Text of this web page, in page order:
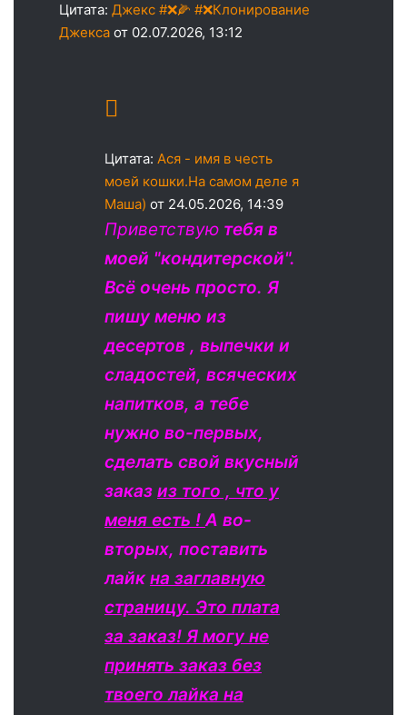
Цитата: Джекс #❌🌽 #❌Клонирование
Джекса от 02.07.2026, 13:12
Цитата: Ася - имя в честь
моей кошки.На самом деле я
Маша) от 24.05.2026, 14:39
Приветствую тебя в
моей "кондитерской".
Всё очень просто. Я
пишу меню из
десертов , выпечки и
сладостей, всяческих
напитков, а тебе
нужно во-первых,
сделать свой вкусный
заказ из того , что у
меня есть !А во-
вторых, поставить
лайкна заглавную
страницу. Это плата
за заказ! Я могу не
принять заказ без
твоего лайка на